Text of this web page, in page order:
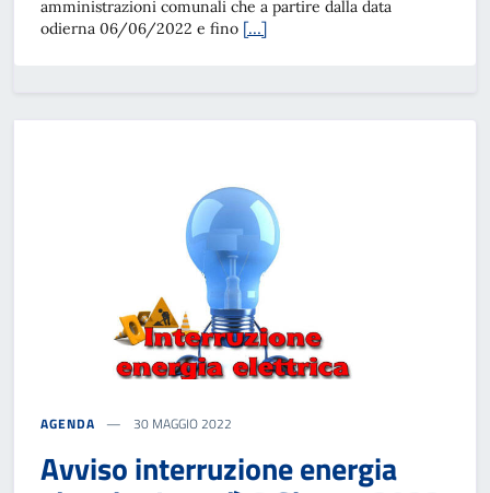
amministrazioni comunali che a partire dalla data
odierna 06/06/2022 e fino […]
AGENDA 30 MAGGIO 2022
Avviso interruzione energia